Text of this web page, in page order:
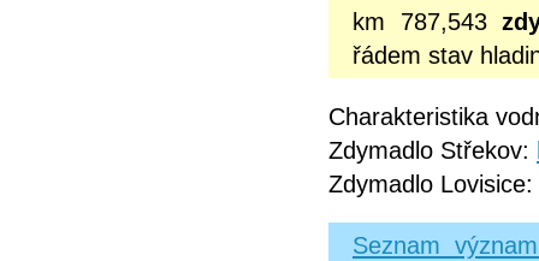
km 787,543
řádem stav
Charakteristika
Zdymadlo Střekov:
Zdymadlo Lovisice:
Seznam